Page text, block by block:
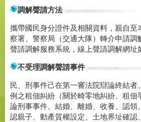
調解聲請方法
攜帶國民身分證件及相關資料，親自至
察署、警察局（交通大隊）轉介申請調
聲請調解服務系統，線上聲請調解網址
不受理調解聲請事件
民、刑事件己在第一審法院辯論終結者
例之租佃糾紛（關於畸零地糾紛、租佃
論刑事事件。結婚、離婚、收養、認領
認親子、動產質權設定、土地界址確認